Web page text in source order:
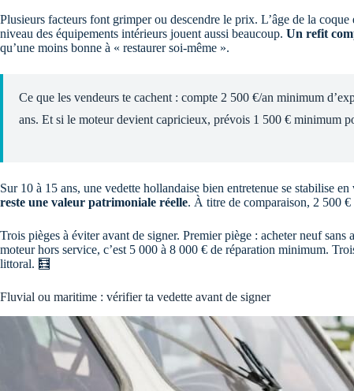
Plusieurs facteurs font grimper ou descendre le prix. L’âge de la
niveau des équipements intérieurs jouent aussi beaucoup. Un refit
qu’une moins bonne à « restaurer soi-même ».
Ce que les vendeurs te cachent : compte 2 500 €/an minimum
ans. Et si le moteur devient capricieux, prévois 1 500 € minimum
Sur 10 à 15 ans, une vedette hollandaise bien entretenue se stabilise
reste une valeur patrimoniale réelle. À titre de comparaison, 2 500 €
Trois pièges à éviter avant de signer. Premier piège : acheter neuf
moteur hors service, c’est 5 000 à 8 000 € de réparation minimum.
littoral. 🧮
Fluvial ou maritime : vérifier ta vedette avant de signer